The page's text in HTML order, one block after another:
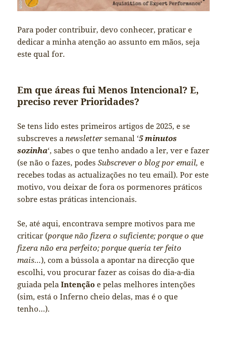
Para poder contribuir, devo conhecer, praticar e
dedicar a minha atenção ao assunto em mãos, seja
este qual for.
Em que áreas fui Menos Intencional? E,
preciso rever Prioridades?
Se tens lido estes primeiros artigos de 2025, e se
subscreves anewsletter semanal ‘5 minutos
sozinha‘, sabes o que tenho andado a ler, ver e fazer
(se não o fazes, podesSubscrever o blog por email, e
recebes todas as actualizações no teu email). Por este
motivo, vou deixar de fora os pormenores práticos
sobre estas práticas intencionais.
Se, até aqui, encontrava sempre motivos para me
criticar (porque não fizera o suficiente; porque o que
fizera não era perfeito; porque queria ter feito
mais…), com a bússola a apontar na direcção que
escolhi, vou procurar fazer as coisas do dia-a-dia
guiada pelaIntenção e pelas melhores intenções
(sim, está o Inferno cheio delas, mas é o que
tenho…).